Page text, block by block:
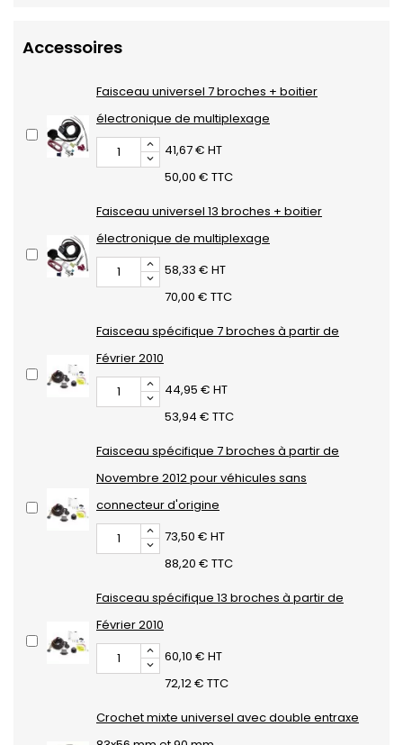
Accessoires
Faisceau universel 7 broches + boitier
électronique de multiplexage
41,67 € HT
50,00 € TTC
Faisceau universel 13 broches + boitier
électronique de multiplexage
58,33 € HT
70,00 € TTC
Faisceau spécifique 7 broches à partir de
Février 2010
44,95 € HT
53,94 € TTC
Faisceau spécifique 7 broches à partir de
Novembre 2012 pour véhicules sans
connecteur d'origine
73,50 € HT
88,20 € TTC
Faisceau spécifique 13 broches à partir de
Février 2010
60,10 € HT
72,12 € TTC
Crochet mixte universel avec double entraxe